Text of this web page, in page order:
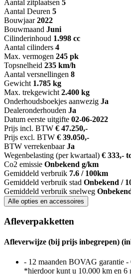
Aantal zitplaatsen 5
Aantal Deuren 5
Bouwjaar 2022
Bouwmaand Juni
Cilinderinhoud 1.998 cc
Aantal cilinders 4
Max. vermogen 245 pk
Topsnelheid 235 km/h
Aantal versnellingen 8
Gewicht 1.785 kg
Max. trekgewicht 2.400 kg
Onderhoudsboekjes aanwezig Ja
Dealeronderhouden Ja
Datum eerste uitgifte 02-06-2022
Prijs incl. BTW € 47.250,-
Prijs excl. BTW € 39.050,-
BTW verrekenbaar Ja
Wegenbelasting (per kwartaal) € 333,-
Co2 emissie Onbekend g/km
Gemiddeld verbruik 7.6 / 100km
Gemiddeld verbruik stad Onbekend /
Gemiddeld verbruik snelweg
Alle opties en accessoires
Afleverpakketten
Afleverwijze (bij prijs inbegrepen)
- 12 maanden BOVAG garantie -
*hierdoor kunt u 10.000 km en 6